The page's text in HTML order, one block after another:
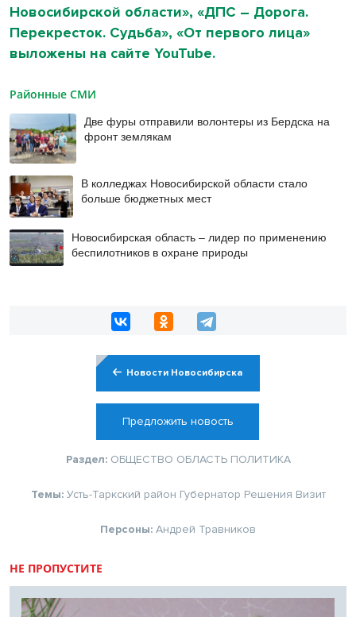
Новосибирской области», «ДПС – Дорога.
Перекресток. Судьба», «От первого лица»
выложены на сайте YouTube.
Районные СМИ
Две фуры отправили волонтеры из Бердска на
фронт землякам
В колледжах Новосибирской области стало
больше бюджетных мест
Новосибирская область – лидер по применению
беспилотников в охране природы
Новости Новосибирска
Предложить новость
Раздел: ОБЩЕСТВО ОБЛАСТЬ ПОЛИТИКА
Темы: Усть-Таркский район Губернатор Решения Визит
Персоны: Андрей Травников
НЕ ПРОПУСТИТЕ